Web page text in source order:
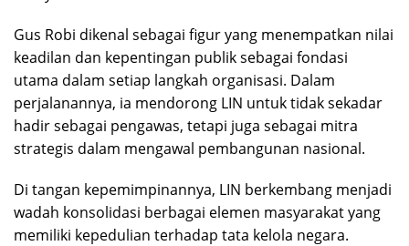
Gus Robi dikenal sebagai figur yang menempatkan nilai
keadilan dan kepentingan publik sebagai fondasi
utama dalam setiap langkah organisasi. Dalam
perjalanannya, ia mendorong LIN untuk tidak sekadar
hadir sebagai pengawas, tetapi juga sebagai mitra
strategis dalam mengawal pembangunan nasional.
Di tangan kepemimpinannya, LIN berkembang menjadi
wadah konsolidasi berbagai elemen masyarakat yang
memiliki kepedulian terhadap tata kelola negara.